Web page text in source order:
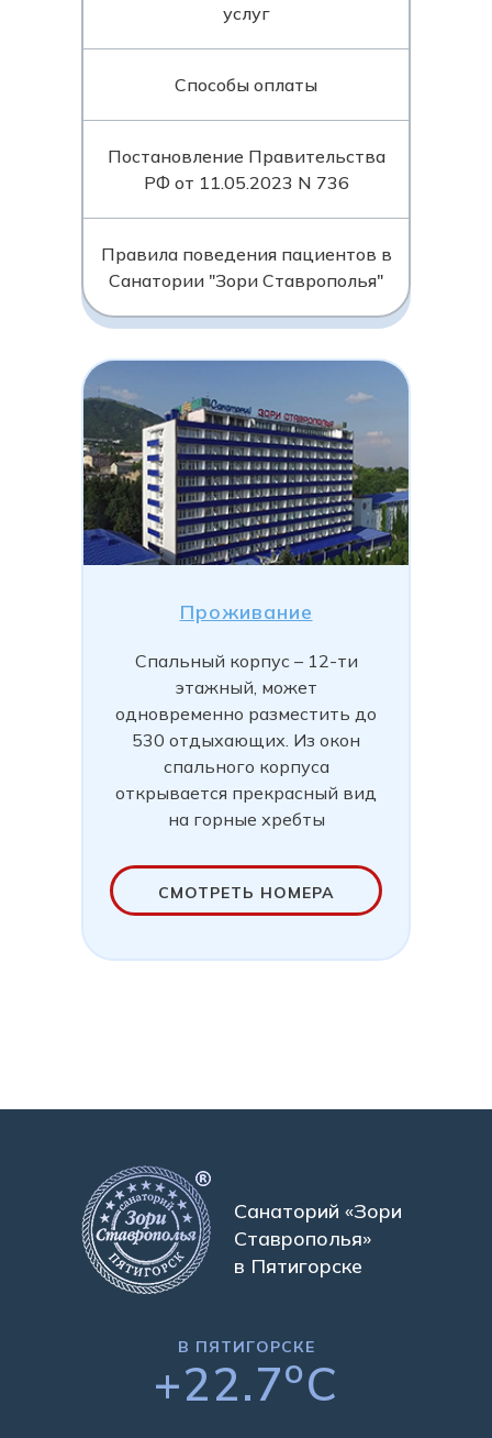
услуг
Способы оплаты
Постановление Правительства
РФ от 11.05.2023 N 736
Правила поведения пациентов в
Санатории "Зори Ставрополья"
Проживание
Спальный корпус – 12-ти
этажный, может
одновременно разместить до
530 отдыхающих. Из окон
спального корпуса
открывается прекрасный вид
на горные хребты
СМОТРЕТЬ НОМЕРА
Санаторий «Зори
Ставрополья»
в Пятигорске
В ПЯТИГОРСКЕ
+22.7oC